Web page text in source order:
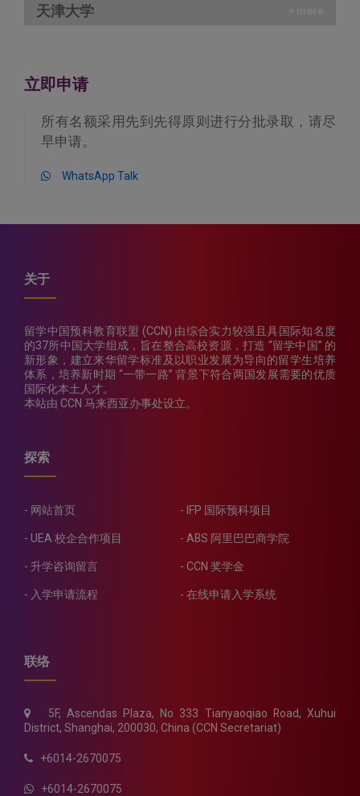
天津大学
立即申请
所有名额采用先到先得原则进行分批录取，请尽
早申请。
WhatsApp Talk
关于
留学中国预科教育联盟 (CCN) 由综合实力较强且具国际知名度
的37所中国大学组成，旨在整合高校资源，打造 “留学中国” 的
新形象，建立来华留学标准及以职业发展为导向的留学生培养
体系，培养新时期 “一带一路” 背景下符合两国发展需要的优质
国际化本土人才。
本站由 CCN 马来西亚办事处设立。
探索
网站首页 IFP 国际预科项目
UEA 校企合作项目 ABS 阿里巴巴商学院
升学咨询留言 CCN 奖学金
入学申请流程 在线申请入学系统
联络
5F, Ascendas Plaza, No 333 Tianyaoqiao Road, Xuhui
District, Shanghai, 200030, China (CCN Secretariat)
+6014-2670075
+6014-2670075